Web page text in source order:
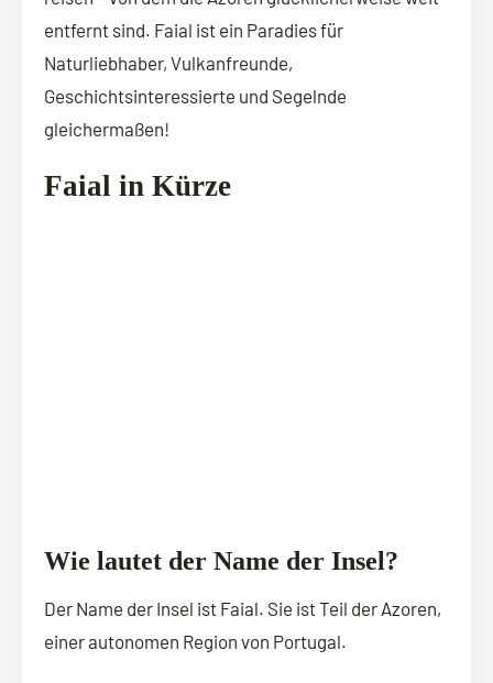
entfernt sind. Faial ist ein Paradies für
Naturliebhaber, Vulkanfreunde,
Geschichtsinteressierte und Segelnde
gleichermaßen!
Faial in Kürze
Wie lautet der Name der Insel?
Der Name der Insel ist Faial. Sie ist Teil der Azoren,
einer autonomen Region von Portugal.